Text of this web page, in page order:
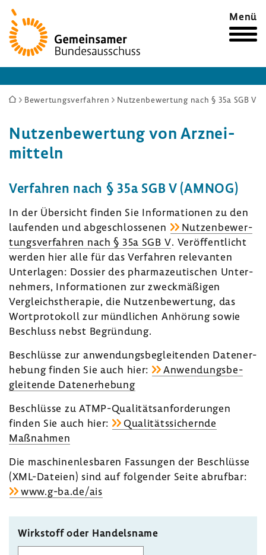
Zur
Startseite
Menü
Sie
hier:
Bewertungsverfahren Nutzenbewertung nach § 35a SGB V
Nutzen­be­wer­tung von Arznei­
mit­teln
Verfahren nach § 35a SGB V (AMNOG)
In der Über­sicht finden Sie Infor­ma­tionen zu den
laufenden und abge­schlos­senen
Nutzen­be­wer­
tungs­ver­fahren nach § 35a SGB V. Veröf­fent­licht
werden hier alle für das Verfahren rele­vanten
Unter­lagen: Dossier des phar­ma­zeu­ti­schen Unter­
neh­mers, Infor­ma­tionen zur zweck­mä­ßigen
Vergleichs­the­rapie, die Nutzen­be­wer­tung, das
Wort­pro­to­koll zur münd­li­chen Anhö­rung sowie
Beschluss nebst Begrün­dung.
Beschlüsse zur anwen­dungs­be­glei­tenden Daten­er­
he­bung finden Sie auch hier:
Anwen­dungs­be­
glei­tende Daten­er­he­bung
Beschlüsse zu ATMP-​Qualitätsanforderungen
finden Sie auch hier:
Quali­täts­si­chernde
Maßnahmen
Die maschi­nen­les­baren Fassungen der Beschlüsse
(XML-​Dateien) sind auf folgender Seite abrufbar:
www.g-ba.de/ais
Wirkstoff oder Handelsname